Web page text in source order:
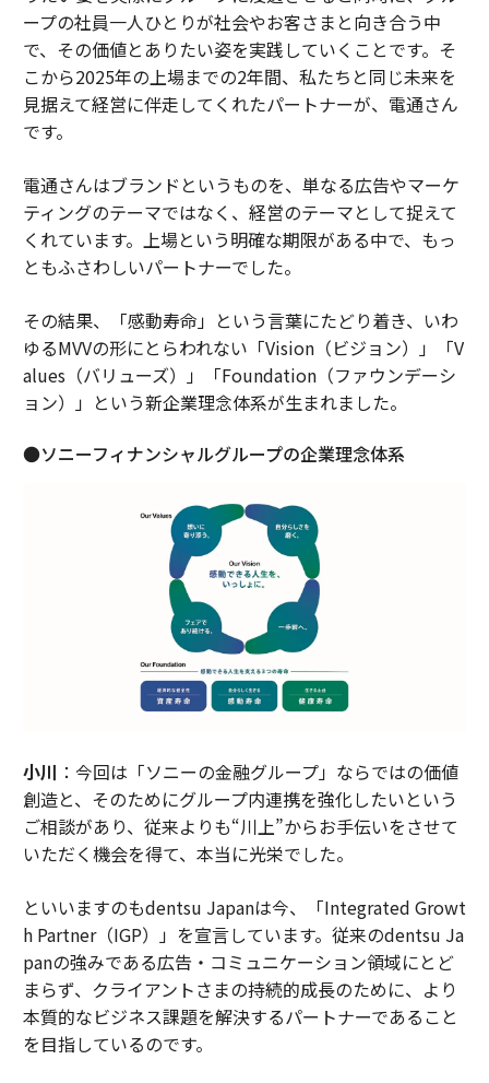
ープの社員一人ひとりが社会やお客さまと向き合う中
で、その価値とありたい姿を実践していくことです。そ
こから2025年の上場までの2年間、私たちと同じ未来を
見据えて経営に伴走してくれたパートナーが、電通さん
です。
電通さんはブランドというものを、単なる広告やマーケ
ティングのテーマではなく、経営のテーマとして捉えて
くれています。上場という明確な期限がある中で、もっ
ともふさわしいパートナーでした。
その結果、「感動寿命」という言葉にたどり着き、いわ
ゆるMVVの形にとらわれない「Vision（ビジョン）」「V
alues（バリューズ）」「Foundation（ファウンデーシ
ョン）」という新企業理念体系が生まれました。
●ソニーフィナンシャルグループの企業理念体系
小川 ：今回は「ソニーの金融グループ」ならではの価値
創造と、そのためにグループ内連携を強化したいという
ご相談があり、従来よりも“川上”からお手伝いをさせて
いただく機会を得て、本当に光栄でした。
といいますのもdentsu Japanは今、「Integrated Growt
h Partner（IGP）」を宣言しています。従来のdentsu Ja
panの強みである広告・コミュニケーション領域にとど
まらず、クライアントさまの持続的成長のために、より
本質的なビジネス課題を解決するパートナーであること
を目指しているのです。